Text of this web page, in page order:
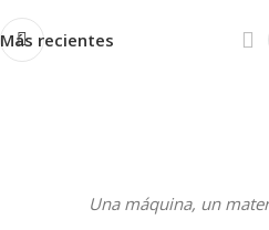
Más recientes
Una máquina, un